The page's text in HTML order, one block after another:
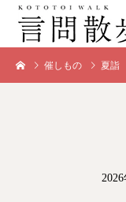
催しもの 夏詣